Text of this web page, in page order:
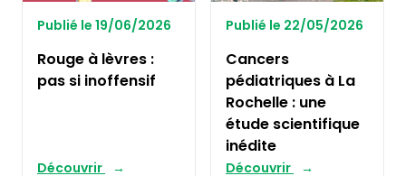
Publié le 19/06/2026
Rouge à lèvres :
pas si inoffensif
Découvrir
Publié le 22/05/2026
Cancers
pédiatriques à La
Rochelle : une
étude scientifique
inédite
Découvrir